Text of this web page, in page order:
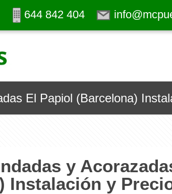
644 842 404
El Papiol (Barcelona)
y
Instalación y